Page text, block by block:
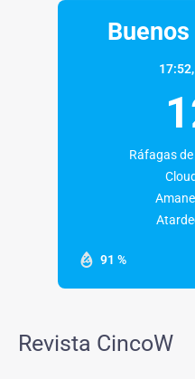
17:52,
91 %
Ráfagas
Revista CincoW